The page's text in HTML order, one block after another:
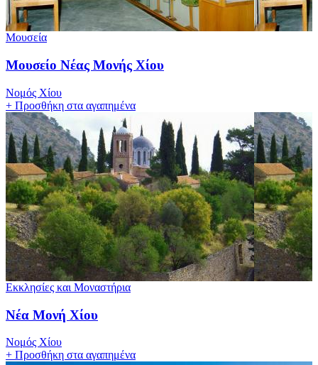
Μουσεία
Μουσείο Νέας Μονής Χίου
Νομός Χίου
+ Προσθήκη στα αγαπημένα
Εκκλησίες και Μοναστήρια
Νέα Μονή Χίου
Νομός Χίου
+ Προσθήκη στα αγαπημένα